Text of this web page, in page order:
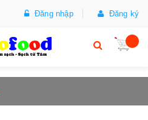
Đăng nhập Đăng ký